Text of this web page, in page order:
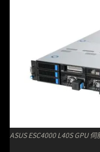
ASUS ESC4000 L40S GPU 伺